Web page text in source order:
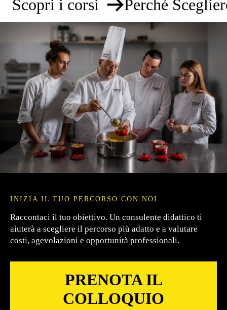
Scopri i corsi Perché
INIZIA IL TUO PERCORSO CON NOI
Raccontaci il tuo obiettivo. Un consulente didattico ti
aiuterà a scegliere il percorso più adatto e a valutare
costi, agevolazioni e opportunità professionali.
PRENOTA IL
COLLOQUIO